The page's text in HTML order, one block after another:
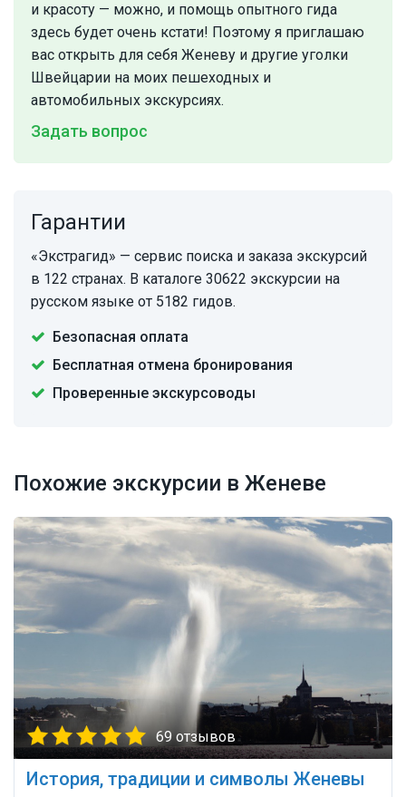
и красоту — можно, и помощь опытного гида
здесь будет очень кстати! Поэтому я приглашаю
вас открыть для себя Женеву и другие уголки
Швейцарии на моих пешеходных и
автомобильных экскурсиях.
Задать вопрос
Гарантии
«Экстрагид» — сервис поиска и заказа экскурсий
в 122 странах. В каталоге 30622 экскурсии на
русском языке от 5182 гидов.
Безопасная оплата
Бесплатная отмена бронирования
Проверенные экскурсоводы
Похожие экскурсии в Женеве
69 отзывов
История, традиции и символы Женевы